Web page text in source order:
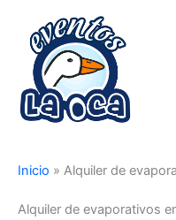
contenido
Inicio » Alquiler de
Alquiler de evaporativos